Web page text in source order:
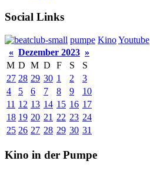
Social Links
pumpe KinoYoutube
« Dezember 2023 »
M D M D F S
S
27 28 29 30 1 2
3
4
5 6 7 8 9
10
11 12 13 14 15 16 17
18 19 20 21 22 23 24
25 26 27 28 29 30 31
Kino in der Pumpe